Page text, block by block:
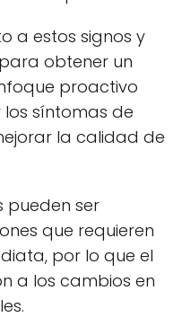
a estos signos y
obtener un
proactivo
síntomas de
la calidad de
pueden ser
que requieren
por lo que el
a los cambios en